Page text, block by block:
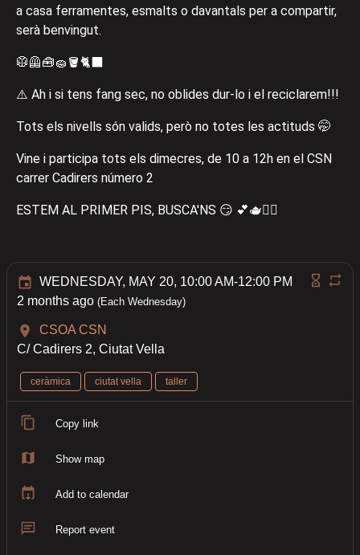
a casa ferramentes, esmalts o davantals per a compartir,
serà benvingut.
🥼🦺🧰🧽🪣🐈‍⬛
⚠️ Ah i si tens fang sec, no oblides dur-lo i el reciclarem!!!
Tots els nivells són valids, però no totes les actituds 🤭
Vine i participa tots els dimecres, de 10 a 12h en el CSN
carrer Cadirers número 2
ESTEM AL PRIMER PIS, BUSCA'NS 😏 💕🫖🏴‍☠
WEDNESDAY, MAY 20, 10:00 AM-12:00 PM
2 months ago (Each Wednesday)
CSOA CSN
C/ Cadirers 2, Ciutat Vella
ceràmica ciutat vella taller
Copy link
Show map
Add to calendar
Report event